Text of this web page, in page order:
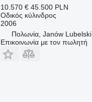
10.570 € 45.500 PLN
Οδικός κύλινδρος
2006
Πολωνία, Janów Lubelski
Επικοινωνία με τον πωλητή